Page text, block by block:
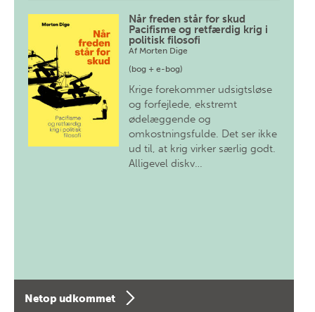
Når freden står for skud
Pacifisme og retfærdig krig i
politisk filosofi
Af Morten Dige
(bog + e-bog)
Krige forekommer udsigtsløse
og forfejlede, ekstremt
ødelæggende og
omkostningsfulde. Det ser ikke
ud til, at krig virker særlig godt.
Alligevel diskv…
Netop udkommet